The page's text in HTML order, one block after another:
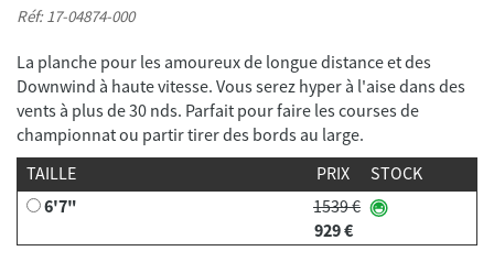
Réf: 17-04874-000
La planche pour les amoureux de longue distance et des
Downwind à haute vitesse. Vous serez hyper à l'aise dans des
vents à plus de 30 nds. Parfait pour faire les courses de
TAILLE
PRIX
STOCK
6'7"
1539 €
929 €